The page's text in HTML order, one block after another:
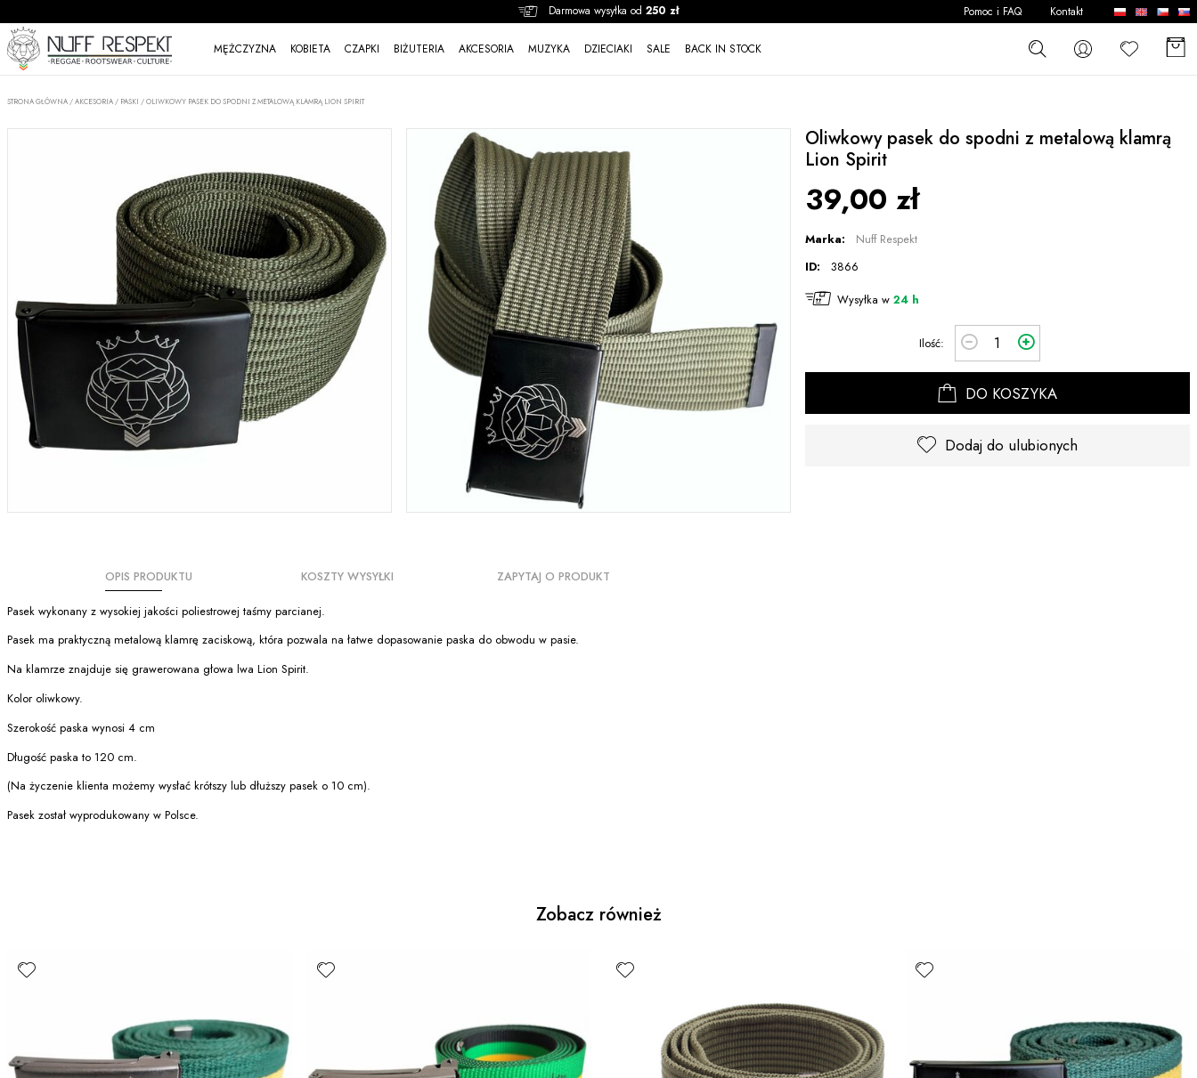
Darmowa wysyłka od 250 zł
MĘŻCZYZNA KOBIETA CZAPKI BIŻUTERIA AKCESORIA MUZYKA DZIECIAKI SALE BACK IN STOCK
Pomoc i FAQ Kontakt
STRONA GŁÓWNA /AKCESORIA / PASKI /OLIWKOWY PASEK DO SPODNI Z METALOWĄ KLAMRĄ LION SPIRIT
Oliwkowy pasek do spodni z metalową klamrą
Lion Spirit
39,00 zł
Marka:
Nuff Respekt
ID:
3866
Wysyłka w 24 h
Ilość:
DO KOSZYKA
Dodaj do ulubionych
OPIS PRODUKTU KOSZTY WYSYŁKI ZAPYTAJ O PRODUKT
Pasek wykonany z wysokiej jakości poliestrowej taśmy parcianej.
Pasek ma praktyczną metalową klamrę zaciskową, która pozwala na łatwe dopasowanie paska do obwodu w pasie.
Na klamrze znajduje się grawerowana głowa lwa Lion Spirit.
Kolor oliwkowy.
Szerokość paska wynosi 4 cm
Długość paska to 120 cm.
(Na życzenie klienta możemy wysłać krótszy lub dłuższy pasek o 10 cm).
Pasek został wyprodukowany w Polsce.
Zobacz również